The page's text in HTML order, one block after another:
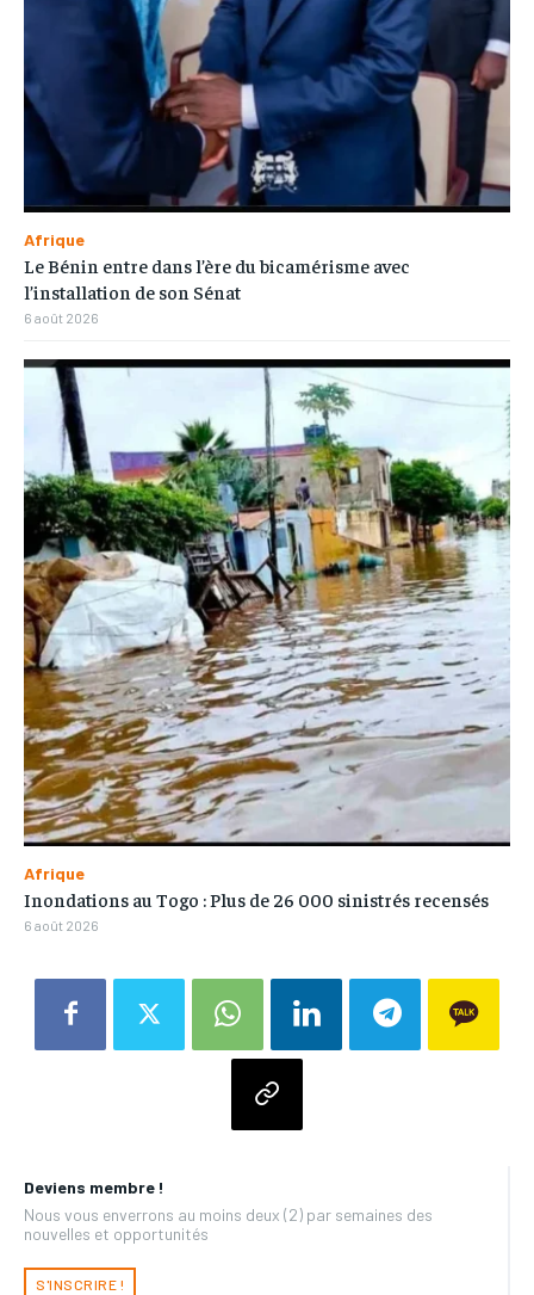
Deviens membre !
Nous vous enverrons au moins deux (2) par semaines des
nouvelles et opportunités
S'INSCRIRE !
Afrique
Le Bénin entre dans l’ère du bicamérisme avec
l’installation de son Sénat
6 août 2026
Afrique
Inondations au Togo : Plus de 26 000 sinistrés recensés
6 août 2026